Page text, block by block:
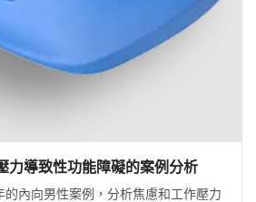
力導致性功能障礙的案例分析
的內向男性案例，分析焦慮和工作壓力